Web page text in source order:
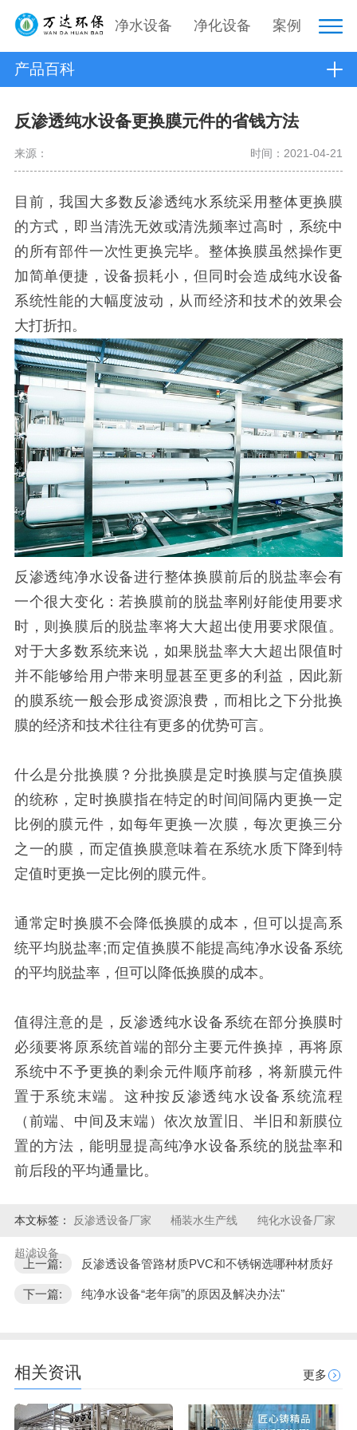
净水设备 净化设备 案例
产品百科
反渗透纯水设备更换膜元件的省钱方法
来源： 时间：2021-04-21
目前，我国大多数反渗透纯水系统采用整体更换膜
的方式，即当清洗无效或清洗频率过高时，系统中
的所有部件一次性更换完毕。整体换膜虽然操作更
加简单便捷，设备损耗小，但同时会造成纯水设备
系统性能的大幅度波动，从而经济和技术的效果会
大打折扣。
反渗透纯净水设备进行整体换膜前后的脱盐率会有
一个很大变化：若换膜前的脱盐率刚好能使用要求
时，则换膜后的脱盐率将大大超出使用要求限值。
对于大多数系统来说，如果脱盐率大大超出限值时
并不能够给用户带来明显甚至更多的利益，因此新
的膜系统一般会形成资源浪费，而相比之下分批换
膜的经济和技术往往有更多的优势可言。
什么是分批换膜？分批换膜是定时换膜与定值换膜
的统称，定时换膜指在特定的时间间隔内更换一定
比例的膜元件，如每年更换一次膜，每次更换三分
之一的膜，而定值换膜意味着在系统水质下降到特
定值时更换一定比例的膜元件。
通常定时换膜不会降低换膜的成本，但可以提高系
统平均脱盐率;而定值换膜不能提高纯净水设备系统
的平均脱盐率，但可以降低换膜的成本。
值得注意的是，反渗透纯水设备系统在部分换膜时
必须要将原系统首端的部分主要元件换掉，再将原
系统中不予更换的剩余元件顺序前移，将新膜元件
置于系统末端。这种按反渗透纯水设备系统流程
（前端、中间及末端）依次放置旧、半旧和新膜位
置的方法，能明显提高纯净水设备系统的脱盐率和
前后段的平均通量比。
本文标签： 反渗透设备厂家 桶装水生产线 纯化水设备厂家
超滤设备
上一篇: 反渗透设备管路材质PVC和不锈钢选哪种材质好
下一篇: 纯净水设备“老年病”的原因及解决办法"
相关资讯 更多